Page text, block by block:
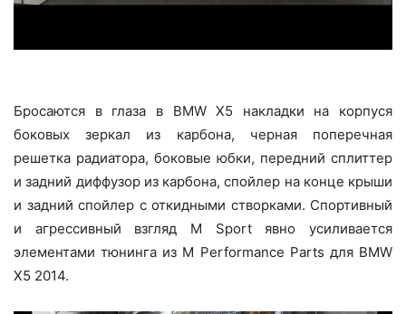
Бросаются в глаза в BMW X5 накладки на корпуся
боковых зеркал из карбона, черная поперечная
решетка радиатора, боковые юбки, передний сплиттер
и задний диффузор из карбона, спойлер на конце крыши
и задний спойлер с откидными створками. Спортивный
и агрессивный взгляд M Sport явно усиливается
элементами тюнинга из M Performance Parts для BMW
X5 2014.